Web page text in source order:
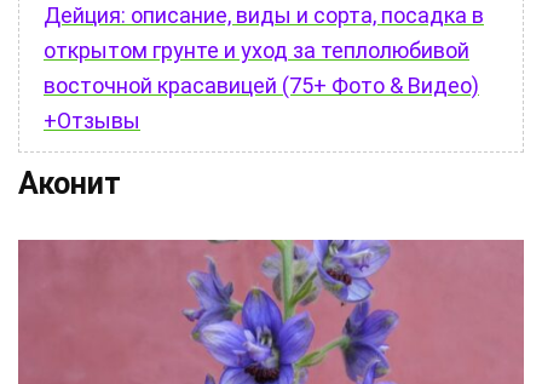
Дейция: описание, виды и сорта, посадка в
открытом грунте и уход за теплолюбивой
восточной красавицей (75+ Фото & Видео)
+Отзывы
Аконит